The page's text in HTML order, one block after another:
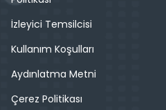
İzleyici Temsilcisi
Kullanım Koşulları
Aydınlatma Metni
Çerez Politikası